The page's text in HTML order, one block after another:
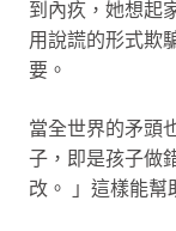
到內疚，她想起
用說謊的形式欺
要。
當全世界的矛頭
子，即是孩子做
改。 」這樣能幫